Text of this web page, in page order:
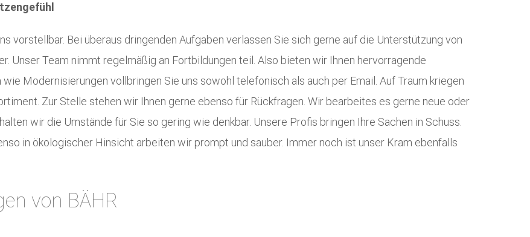
vorstellbar. Bei überaus dringenden Aufgaben verlassen Sie sich gerne auf die Unterstützung von
Unser Team nimmt regelmäßig an Fortbildungen teil. Also bieten wir Ihnen hervorragende
Modernisierungen vollbringen Sie uns sowohl telefonisch als auch per Email. Auf Traum kriegen
Zur Stelle stehen wir Ihnen gerne ebenso für Rückfragen. Wir bearbeites es gerne neue oder
wir die Umstände für Sie so gering wie denkbar. Unsere Profis bringen Ihre Sachen in Schuss.
in ökologischer Hinsicht arbeiten wir prompt und sauber. Immer noch ist unser Kram ebenfalls
von BÄHR